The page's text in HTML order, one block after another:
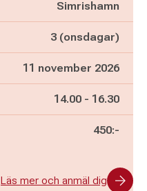
Simrishamn
3 (onsdagar)
11 november 2026
Pågår mellan
14.00 - och
16.30
450:-
Läs mer och anmäl dig